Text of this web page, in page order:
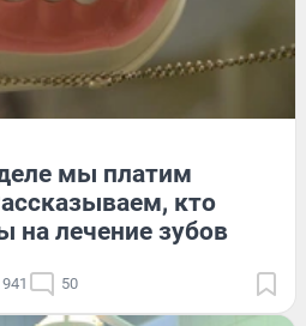
мы платим
кто
на лечение зубов
50